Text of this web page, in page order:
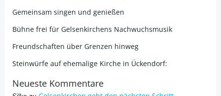
Gemeinsam singen und genießen
Bühne frei für Gelsenkirchens Nachwuchsmusik
Freundschaften über Grenzen hinweg
Steinwürfe auf ehemalige Kirche in Ückendorf:
Neueste Kommentare